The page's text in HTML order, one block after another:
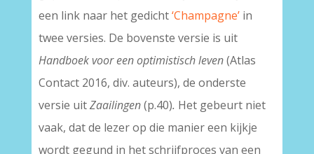
een link naar het gedicht‘Champagne’in
twee versies. De bovenste versie is uit
Handboek voor een optimistisch leven(Atlas
Contact 2016, div. auteurs), de onderste
versie uitZaailingen(p.40). Het gebeurt niet
vaak, dat de lezer op die manier een kijkje
wordt gegund in het schrijfproces van een